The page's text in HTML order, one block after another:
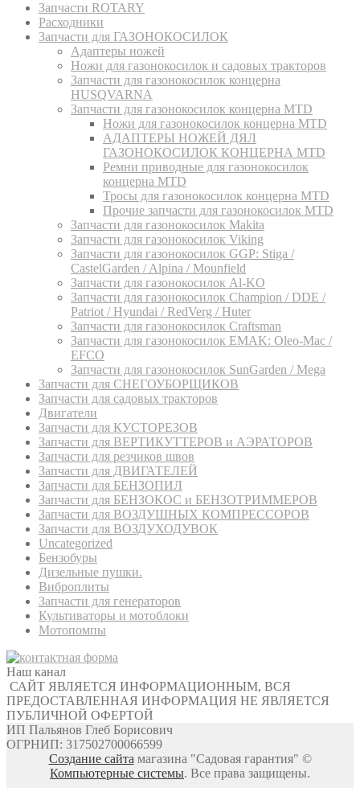
Запчасти ROTARY
Расходники
Запчасти для ГАЗОНОКОСИЛОК
Адаптеры ножей
Ножи для газонокосилок и садовых тракторов
Запчасти для газонокосилок концерна
HUSQVARNA
Запчасти для газонокосилок концерна MTD
Ножи для газонокосилок концерна MTD
АДАПТЕРЫ НОЖЕЙ ДЯЛ
ГАЗОНОКОСИЛОК КОНЦЕРНА MTD
Ремни приводные для газонокосилок
концерна MTD
Тросы для газонокосилок концерна MTD
Прочие запчасти для газонокосилок MTD
Запчасти для газонокосилок Makita
Запчасти для газонокосилок Viking
Запчасти для газонокосилок GGP: Stiga /
CastelGarden / Alpina / Mounfield
Запчасти для газонокосилок Al-KO
Запчасти для газонокосилок Champion / DDE /
Patriot / Hyundai / RedVerg / Huter
Запчасти для газонокосилок Craftsman
Запчасти для газонокосилок EMAK: Oleo-Mac /
EFCO
Запчасти для газонокосилок SunGarden / Mega
Запчасти для СНЕГОУБОРЩИКОВ
Запчасти для садовых тракторов
Двигатели
Запчасти для КУСТОРЕЗОВ
Запчасти для ВЕРТИКУТТЕРОВ и АЭРАТОРОВ
Запчасти для резчиков швов
Запчасти для ДВИГАТЕЛЕЙ
Запчасти для БЕНЗОПИЛ
Запчасти для БЕНЗОКОС и БЕНЗОТРИММЕРОВ
Запчасти для ВОЗДУШНЫХ КОМПРЕССОРОВ
Запчасти для ВОЗДУХОДУВОК
Uncategorized
Бензобуры
Дизельные пушки.
Виброплиты
Запчасти для генераторов
Культиваторы и мотоблоки
Мотопомпы
Наш канал
САЙТ ЯВЛЯЕТСЯ ИНФОРМАЦИОННЫМ, ВСЯ
ПРЕДОСТАВЛЕННАЯ ИНФОРМАЦИЯ НЕ ЯВЛЯЕТСЯ
ПУБЛИЧНОЙ ОФЕРТОЙ
ИП Пальянов Глеб Борисович
ОГРНИП: 317502700066599
Создание сайта магазина "Садовая гарантия" ©
Компьютерные системы. Все права защищены.